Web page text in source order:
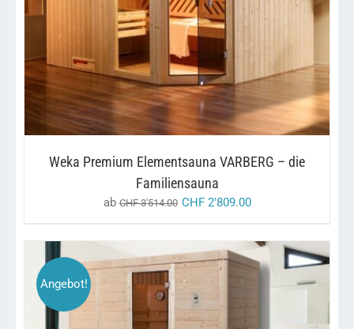
WEIST
MEHRERE
VARIANTEN
AUF.
DIE
OPTIONEN
KÖNNEN
AUF
DER
GEWÄHLT
WERDEN
Weka Premium Elementsauna VARBERG – die
Familiensauna
abCHF3'514.00 CHF2'809.00
Angebot!